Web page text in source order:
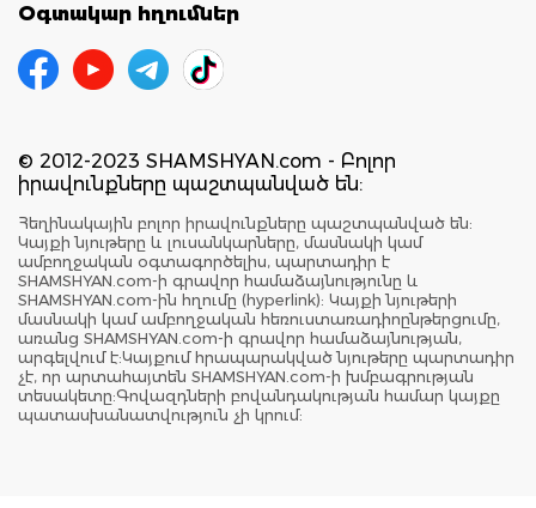
Օգտակար հղումներ
© 2012-2023 SHAMSHYAN.com - Բոլոր
իրավունքները պաշտպանված են:
Հեղինակային բոլոր իրավունքները պաշտպանված են:
Կայքի նյութերը և լուսանկարները, մասնակի կամ
ամբողջական օգտագործելիս, պարտադիր է
SHAMSHYAN.com-ի գրավոր համաձայնությունը և
SHAMSHYAN.com-ին հղումը (hyperlink): Կայքի նյութերի
մասնակի կամ ամբողջական հեռուստառադիոընթերցումը,
առանց SHAMSHYAN.com-ի գրավոր համաձայնության,
արգելվում է:Կայքում հրապարակված նյութերը պարտադիր
չէ, որ արտահայտեն SHAMSHYAN.com-ի խմբագրության
տեսակետը:Գովազդների բովանդակության համար կայքը
պատասխանատվություն չի կրում: